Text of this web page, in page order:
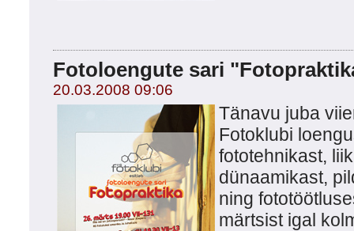
Fotoloengute sari
20.03.2008 09:06
Tänavu juba
Fotoklubi
fototehnikast,
dünaamikast,
ning
märtsist igal